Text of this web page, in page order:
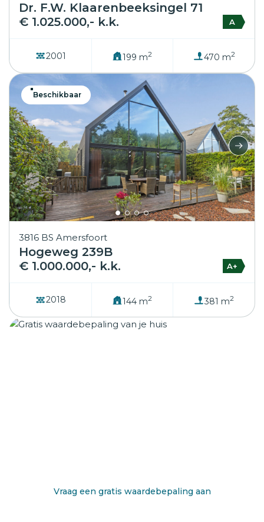
Dr. F.W. Klaarenbeeksingel 71
€ 1.025.000,- k.k.
A
2001 199 m2 470 m2
3816 BS Amersfoort
Hogeweg 239B
€ 1.000.000,- k.k.
A+
2018 144 m2 381 m2
Beschikbaar
Vraag een gratis waardebepaling aan